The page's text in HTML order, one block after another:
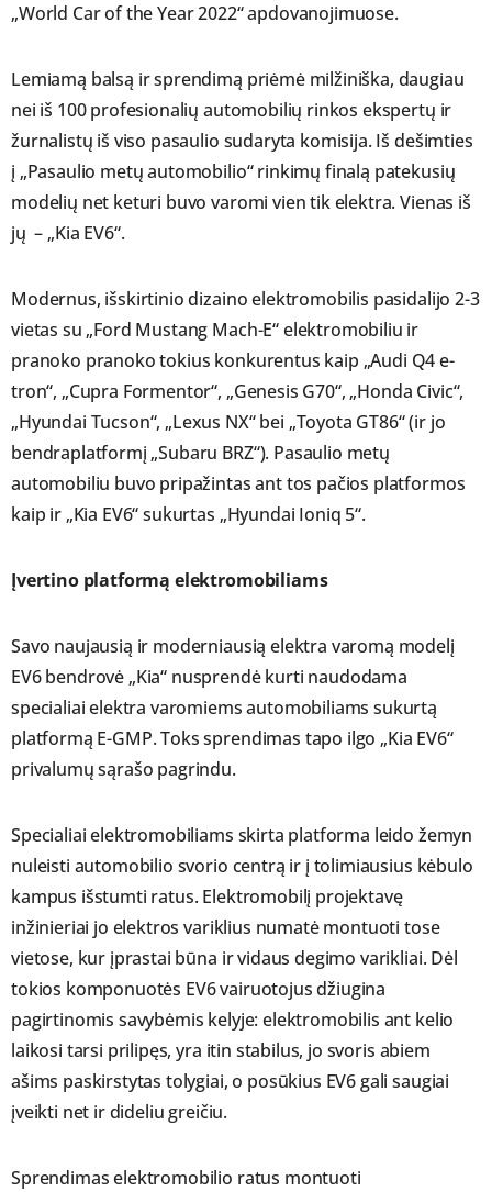
„World Car of the Year 2022“ apdovanojimuose.
Lemiamą balsą ir sprendimą priėmė milžiniška, daugiau
nei iš 100 profesionalių automobilių rinkos ekspertų ir
žurnalistų iš viso pasaulio sudaryta komisija. Iš dešimties
į „Pasaulio metų automobilio“ rinkimų finalą patekusių
modelių net keturi buvo varomi vien tik elektra. Vienas iš
jų – „Kia EV6“.
Modernus, išskirtinio dizaino elektromobilis pasidalijo 2-3
vietas su „Ford Mustang Mach-E“ elektromobiliu ir
pranoko pranoko tokius konkurentus kaip „Audi Q4 e-
tron“, „Cupra Formentor“, „Genesis G70“, „Honda Civic“,
„Hyundai Tucson“, „Lexus NX“ bei „Toyota GT86“ (ir jo
bendraplatformį „Subaru BRZ“). Pasaulio metų
automobiliu buvo pripažintas ant tos pačios platformos
kaip ir „Kia EV6“ sukurtas „Hyundai Ioniq 5“.
Įvertino platformą elektromobiliams
Savo naujausią ir moderniausią elektra varomą modelį
EV6 bendrovė „Kia“ nusprendė kurti naudodama
specialiai elektra varomiems automobiliams sukurtą
platformą E-GMP. Toks sprendimas tapo ilgo „Kia EV6“
privalumų sąrašo pagrindu.
Specialiai elektromobiliams skirta platforma leido žemyn
nuleisti automobilio svorio centrą ir į tolimiausius kėbulo
kampus išstumti ratus. Elektromobilį projektavę
inžinieriai jo elektros variklius numatė montuoti tose
vietose, kur įprastai būna ir vidaus degimo varikliai. Dėl
tokios komponuotės EV6 vairuotojus džiugina
pagirtinomis savybėmis kelyje: elektromobilis ant kelio
laikosi tarsi prilipęs, yra itin stabilus, jo svoris abiem
ašims paskirstytas tolygiai, o posūkius EV6 gali saugiai
įveikti net ir dideliu greičiu.
Sprendimas elektromobilio ratus montuoti